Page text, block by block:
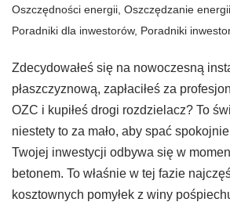
Oszczędności energii Oszczędzanie energii
Poradniki dla inwestorów, Poradniki
Zdecydowałeś się na nowoczesną
płaszczyznową, zapłaciłeś za
OZC i kupiłeś drogi rozdzielacz? To
niestety to za mało, aby spać
Twojej inwestycji odbywa się w
betonem. To właśnie w tej fazie
kosztownych pomyłek z winy